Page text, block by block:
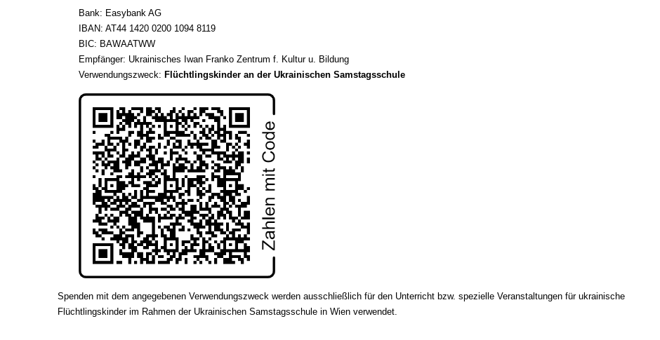
Bank: Easybank AG
IBAN: AT44 1420 0200 1094 8119
BIC: BAWAATWW
Empfänger: Ukrainisches Iwan Franko Zentrum f. Kultur u. Bildung
Verwendungszweck: Flüchtlingskinder an der Ukrainischen Samstagsschule
Spenden mit dem angegebenen Verwendungszweck werden ausschließlich für den Unterricht bzw. spezielle Veranstaltungen für ukrainische
Flüchtlingskinder im Rahmen der Ukrainischen Samstagsschule in Wien verwendet.